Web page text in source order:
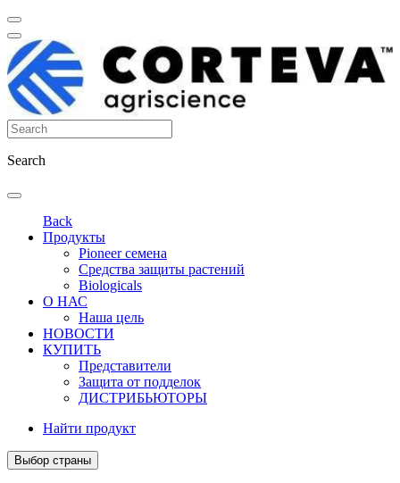
Search
Back
Продукты
Pioneer семена
Средства защиты растений
Biologicals
О НАС
Наша цель
НОВОСТИ
КУПИТЬ
Представители
Защита от подделок
ДИСТРИБЬЮТОРЫ
Найти продукт
Выбор страны